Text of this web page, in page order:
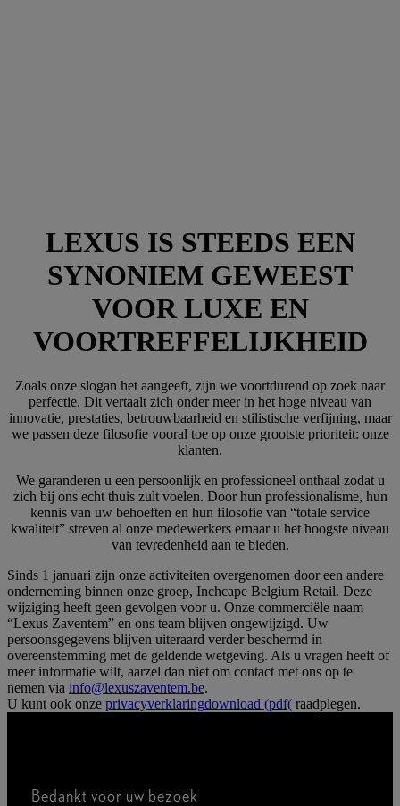
LEXUS IS STEEDS EEN
SYNONIEM GEWEEST
VOOR LUXE EN
VOORTREFFELIJKHEID
Zoals onze slogan het aangeeft, zijn we voortdurend op zoek naar
perfectie. Dit vertaalt zich onder meer in het hoge niveau van
innovatie, prestaties, betrouwbaarheid en stilistische verfijning, maar
we passen deze filosofie vooral toe op onze grootste prioriteit: onze
klanten.
We garanderen u een persoonlijk en professioneel onthaal zodat u
zich bij ons echt thuis zult voelen. Door hun professionalisme, hun
kennis van uw behoeften en hun filosofie van “totale service
kwaliteit” streven al onze medewerkers ernaar u het hoogste niveau
van tevredenheid aan te bieden.
Sinds 1 januari zijn onze activiteiten overgenomen door een andere
onderneming binnen onze groep, Inchcape Belgium Retail. Deze
wijziging heeft geen gevolgen voor u. Onze commerciële naam
“Lexus Zaventem” en ons team blijven ongewijzigd. Uw
persoonsgegevens blijven uiteraard verder beschermd in
overeenstemming met de geldende wetgeving. Als u vragen heeft of
meer informatie wilt, aarzel dan niet om contact met ons op te
nemen via info@lexuszaventem.be.
U kunt ook onze privacyverklaringdownload (pdf( raadplegen.
Bedankt voor uw bezoek